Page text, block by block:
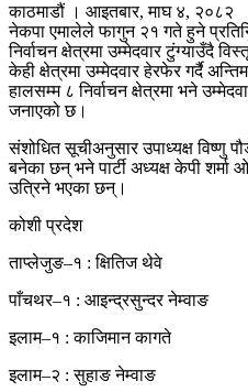
काठमाडौं । आइतबार, माघ ४, २०८२
नेकपा एमालेले फागुन २१ गते हुने
निर्वाचन क्षेत्रमा उम्मेदवार टुंग्याउँदै
केही क्षेत्रमा उम्मेदवार हेरफेर गर्दै
हालसम्म ८ निर्वाचन क्षेत्रमा भने
जनाएको छ।
संशोधित सूचीअनुसार उपाध्यक्ष विष्णु
बनेका छन् भने पार्टी अध्यक्ष केपी शर्मा
उत्रिने भएका छन्।
कोशी प्रदेश
ताप्लेजुङ–१ : क्षितिज थेवे
पाँचथर–१ : आइन्द्रसुन्दर नेम्वाङ
इलाम–१ : काजिमान कागते
इलाम–२ : सुहाङ नेम्वाङ